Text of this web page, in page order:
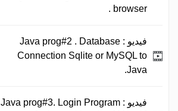
browser .
فيديو : Java prog#2 . Database
Connection Sqlite or MySQL to
Java.
فيديو : Java prog#3. Login Program